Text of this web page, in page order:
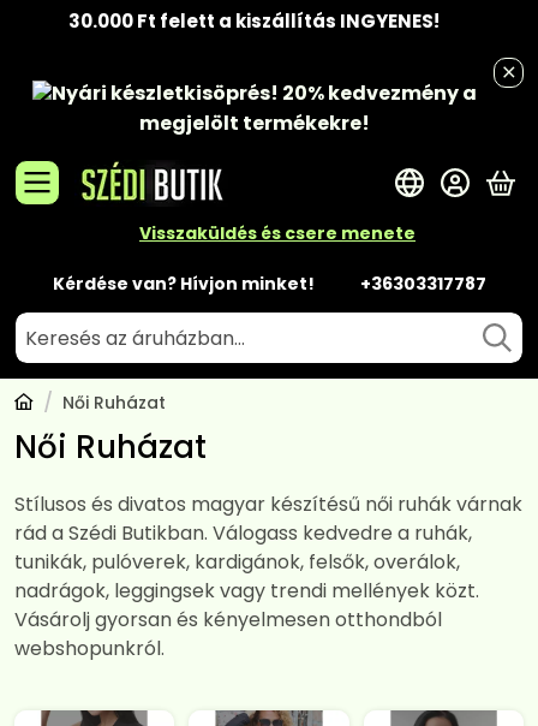
30.000 Ft felett a kiszállítás INGYENES!
Nyári készletkisöprés! 20% kedvezménya
megjelölt termékekre!
Visszaküldés és csere menete
Kérdése van? Hívjon minket! +36303317787
A
Női Ruházat
Női Ruházat
Stílusos és divatos magyar készítésű női ruhák várnak
rád a Szédi Butikban. Válogass kedvedre a ruhák,
tunikák, pulóverek, kardigánok, felsők, overálok,
nadrágok, leggingsek vagy trendi mellények közt.
Vásárolj gyorsan és kényelmesen otthondból
webshopunkról.